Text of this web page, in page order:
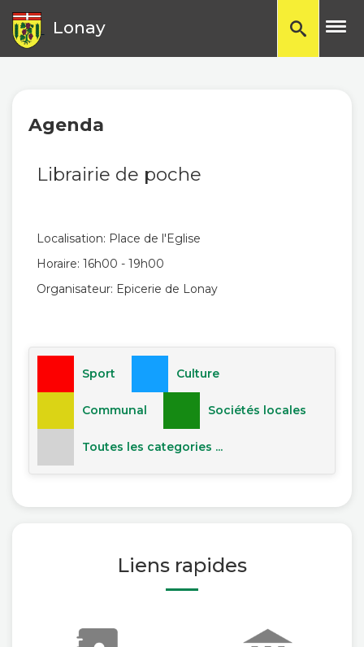
Lonay
Agenda
Librairie de poche
Localisation: Place de l'Eglise
Horaire: 16h00 - 19h00
Organisateur: Epicerie de Lonay
Sport Culture
Communal Sociétés locales
Toutes les categories ...
Liens rapides